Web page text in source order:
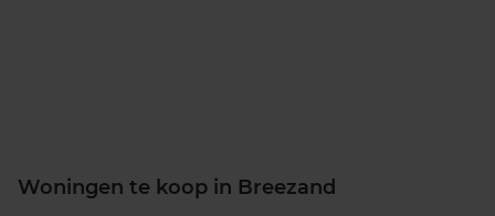
Woningen te koop in Breezand